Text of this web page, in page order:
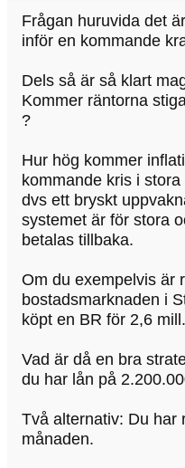
Frågan huruvida det
inför en kommande
Dels så är så klart
Kommer räntorna
?
Hur hög kommer
kommande kris i
dvs ett bryskt
systemet är för stora
betalas tillbaka.
Om du exempelvis är
bostadsmarknaden i
köpt en BR för 2,6 mill.
Vad är då en bra
du har lån på
Två alternativ: Du har
månaden.